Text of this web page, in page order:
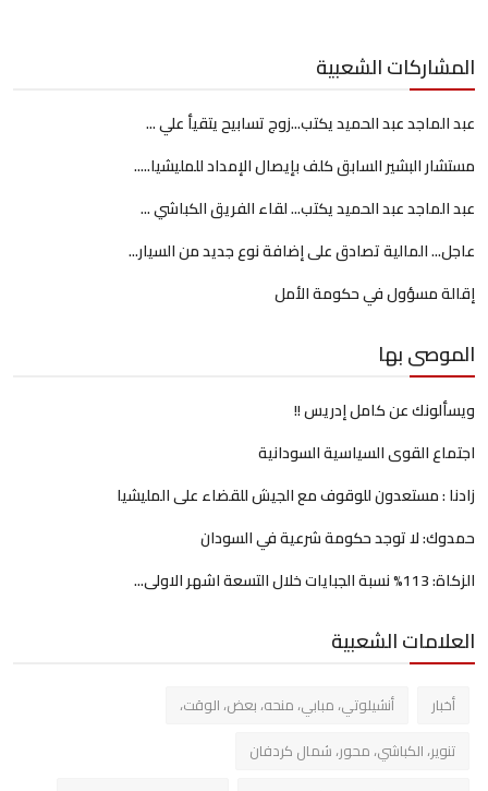
المشاركات الشعبية
عبد الماجد عبد الحميد يكتب...زوج تسابيح يتقيأ علي ...
مستشار البشير السابق كلف بإيصال الإمداد للمليشيا.....
عبد الماجد عبد الحميد يكتب... لقاء الفريق الكباشي ...
عاجل... المالية تصادق على إضافة نوع جديد من السيار...
إقالة مسؤول في حكومة الأمل
الموصى بها
ويسألونك عن كامل إدريس !!
اجتماع القوى السياسية السودانية
زادنا : مستعدون للوقوف مع الجيش للقضاء على المليشيا
حمدوك: لا توجد حكومة شرعية في السودان
الزكاة: 113% نسبة الجبايات خلال التسعة اشهر الاولى...
العلامات الشعبية
أخبار
أنشيلوتي، مبابي، منحه، بعض، الوقت،
تنوير، الكباشي، محور، شمال كردفان